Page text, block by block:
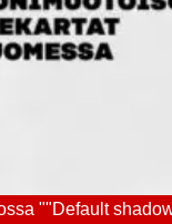
""Default